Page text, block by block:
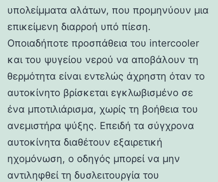
υπολείμματα αλάτων, που προμηνύουν μια
επικείμενη διαρροή υπό πίεση.
Οποιαδήποτε προσπάθεια του intercooler
και του ψυγείου νερού να αποβάλουν τη
θερμότητα είναι εντελώς άχρηστη όταν το
αυτοκίνητο βρίσκεται εγκλωβισμένο σε
ένα μποτιλιάρισμα, χωρίς τη βοήθεια του
ανεμιστήρα ψύξης. Επειδή τα σύγχρονα
αυτοκίνητα διαθέτουν εξαιρετική
ηχομόνωση, ο οδηγός μπορεί να μην
αντιληφθεί τη δυσλειτουργία του